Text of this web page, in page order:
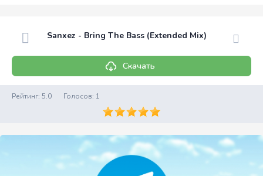
Sanxez - Bring The Bass (Extended Mix)
Скачать
Рейтинг: 5.0 Голосов: 1